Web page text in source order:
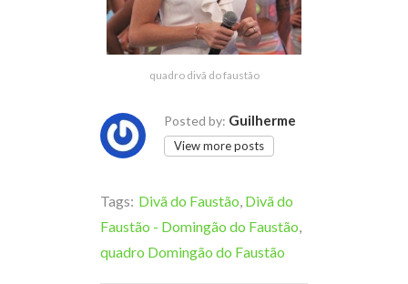
quadro divã do faustão
Posted by: Guilherme
View more posts
Tags: Divã do Faustão, Divã do
Faustão - Domingão do Faustão,
quadro Domingão do Faustão